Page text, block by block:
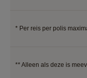
* Per reis per polis
** Alleen als deze is